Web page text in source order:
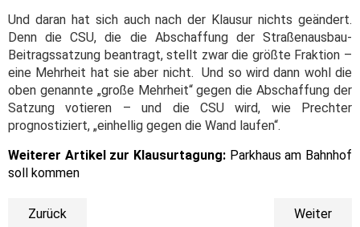
Und daran hat sich auch nach der Klausur nichts geändert.
Denn die CSU, die die Abschaffung der Straßenausbau-
Beitragssatzung beantragt, stellt zwar die größte Fraktion –
eine Mehrheit hat sie aber nicht. Und so wird dann wohl die
oben genannte „große Mehrheit“ gegen die Abschaffung der
Satzung votieren – und die CSU wird, wie Prechter
prognostiziert, „einhellig gegen die Wand laufen“.
Weiterer Artikel zur Klausurtagung: Parkhaus am Bahnhof
soll kommen
Zurück Weiter